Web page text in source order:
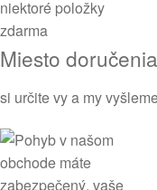
Miesto doručenia
si určite vy a my